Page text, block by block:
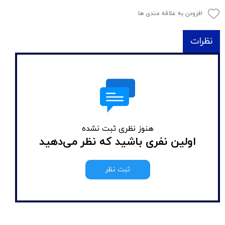
افزودن به علاقه مندی ها
نظرات
هنوز نظری ثبت نشده
اولین نفری باشید که نظر می‌دهید
ثبت نظر